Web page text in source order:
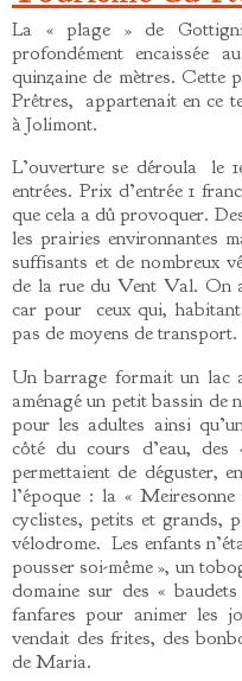
La « plage » de
profondément encaissée
quinzaine de mètres. Cette
Prêtres, appartenait en ce
à Jolimont.
L’ouverture se déroula le
entrées. Prix d’entrée 1
que cela a dû provoquer.
les prairies environnantes
suffisants et de nombreux
de la rue du Vent Val. On
car pour ceux qui,
pas de moyens de transport.
Un barrage formait un lac
aménagé un petit bassin de
pour les adultes ainsi
côté du cours d’eau,
permettaient de déguster,
l’époque : la «
cyclistes, petits et grands,
vélodrome. Les enfants
pousser soi-même », un
domaine sur des «
fanfares pour animer les
vendait des frites, des
de Maria.